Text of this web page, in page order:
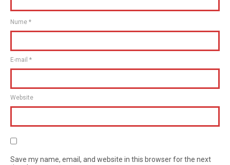
Nume *
E-mail *
Website
Save my name, email, and website in this browser for the next